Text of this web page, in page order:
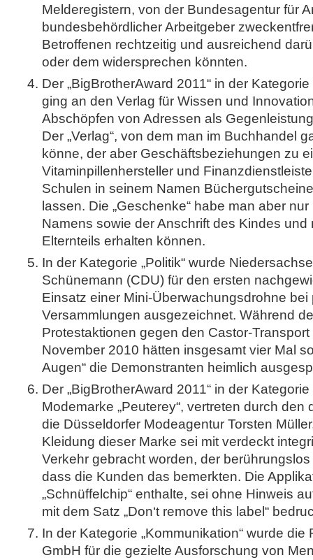
Melderegistern, von der Bundesagentur für
bundesbehördlicher Arbeitgeber
Betroffenen rechtzeitig und ausreichend
oder dem widersprechen könnten.
Der „BigBrotherAward 2011“ in der
ging an den Verlag für Wissen und
Abschöpfen von Adressen als
Der „Verlag“, von dem man im Buchhandel
könne, der aber Geschäftsbeziehungen zu
Vitaminpillenhersteller und
Schulen in seinem Namen
lassen. Die „Geschenke“ habe man aber
Namens sowie der Anschrift des Kindes
Elternteils erhalten können.
In der Kategorie „Politik“ wurde
Schünemann (CDU) für den ersten
Einsatz einer Mini-Überwachungsdrohne bei
Versammlungen ausgezeichnet. Während
Protestaktionen gegen den Castor-
November 2010 hätten insgesamt vier Mal
Augen“ die Demonstranten heimlich
Der „BigBrotherAward 2011“ in der Kategorie
Modemarke „Peuterey“, vertreten durch den
die Düsseldorfer Modeagentur Torsten
Kleidung dieser Marke sei mit verdeckt
Verkehr gebracht worden, der
dass die Kunden das bemerkten. Die
„Schnüffelchip“ enthalte, sei ohne Hinweis
mit dem Satz „Don‘t remove this label“
In der Kategorie „Kommunikation“ wurde
GmbH für die gezielte Ausforschung von